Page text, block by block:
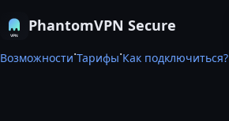
PhantomVPN Secure
Возможности·Тарифы·Как подключиться?